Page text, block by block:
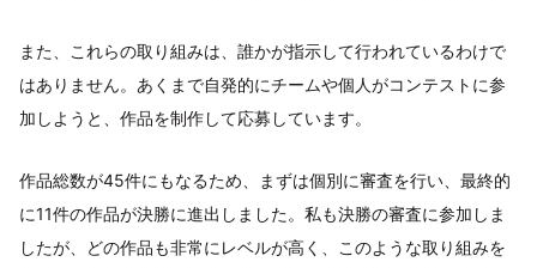
また、これらの取り組みは、誰かが指示して行われているわけで
はありません。あくまで自発的にチームや個人がコンテストに参
加しようと、作品を制作して応募しています。
作品総数が45件にもなるため、まずは個別に審査を行い、最終的
に11件の作品が決勝に進出しました。私も決勝の審査に参加しま
したが、どの作品も非常にレベルが高く、このような取り組みを